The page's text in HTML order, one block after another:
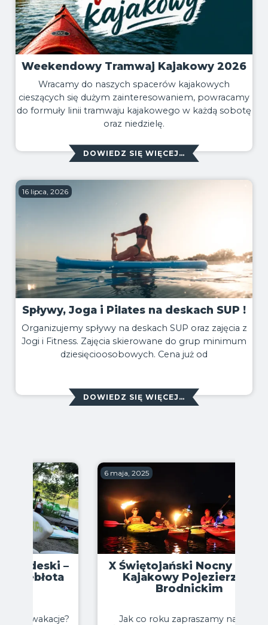
Weekendowy Tramwaj Kajakowy 2026
Wracamy do naszych spacerów kajakowych
cieszących się dużym zainteresowaniem, powracamy
do formuły linii tramwaju kajakowego w każdą sobotę
oraz niedzielę.
DOWIEDZ SIĘ WIĘCEJ…
16 lipca, 2026
Spływy, Joga i Pilates na deskach SUP !
Organizujemy spływy na deskach SUP oraz zajęcia z
Jogi i Fitness. Zajęcia skierowane do grup minimum
dziesięcioosobowych. Cena już od
DOWIEDZ SIĘ WIĘCEJ…
6 maja, 2025
X Świętojański Nocny Spływ
Kajakowy Pojezierzem
Brodnickim
Jak co roku zapraszamy na nasz